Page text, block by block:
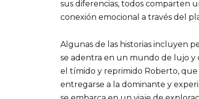
sus diferencias, todos comparten
conexión emocional a través del
Algunas de las historias incluyen
se adentra en un mundo de lujo y
el tímido y reprimido Roberto,
entregarse a la dominante y